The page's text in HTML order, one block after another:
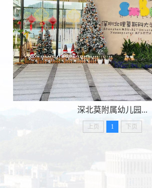
深北莫附属幼儿园...
上页 1 下页